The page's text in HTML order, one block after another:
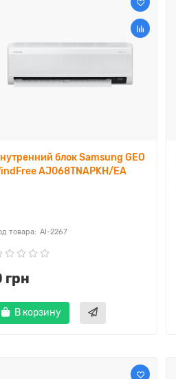
блок Samsung GEO
AJ068TNAPKH/EA
AI-2267
грн
В корзину